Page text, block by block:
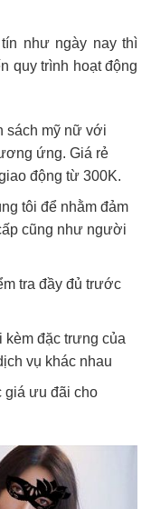
như ngày nay thì
quy trình hoạt động
sách mỹ nữ với
ứng. Giá rẻ
động từ 300K.
tôi để nhằm đảm
cũng như người
tra đầy đủ trước
kèm đặc trưng của
vụ khác nhau
giá ưu đãi cho